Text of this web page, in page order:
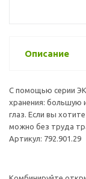
Описание
С помощью серии
хранения: большую
глаз. Если вы
можно без труда
Артикул: 792.901.29